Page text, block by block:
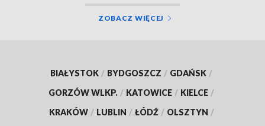
ZOBACZ WIĘCEJ
BIAŁYSTOK / BYDGOSZCZ / GDAŃSK /
GORZÓW WLKP. / KATOWICE / KIELCE /
KRAKÓW / LUBLIN / ŁÓDŹ / OLSZTYN /